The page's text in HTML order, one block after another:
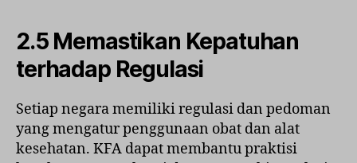
2.5 Memastikan Kepatuhan
terhadap Regulasi
Setiap negara memiliki regulasi dan pedoman
yang mengatur penggunaan obat dan alat
kesehatan. KFA dapat membantu praktisi